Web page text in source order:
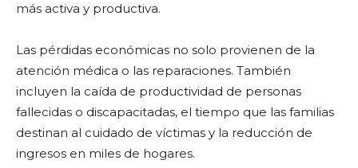
más activa y productiva.
Las pérdidas económicas no solo provienen de la
atención médica o las reparaciones. También
incluyen la caída de productividad de personas
fallecidas o discapacitadas, el tiempo que las familias
destinan al cuidado de víctimas y la reducción de
ingresos en miles de hogares.